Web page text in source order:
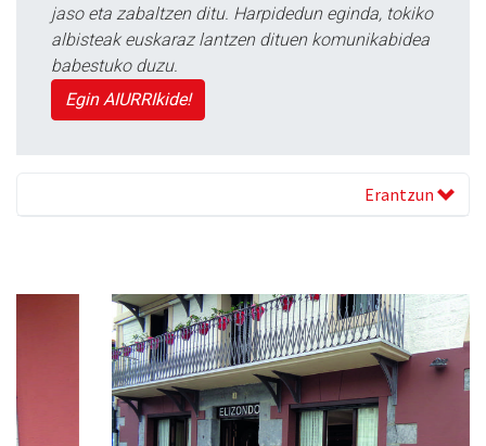
jaso eta zabaltzen ditu. Harpidedun eginda, tokiko
albisteak euskaraz lantzen dituen komunikabidea
babestuko duzu.
Egin AIURRIkide!
Erantzun